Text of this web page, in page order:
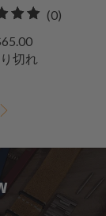
(0)
切れ